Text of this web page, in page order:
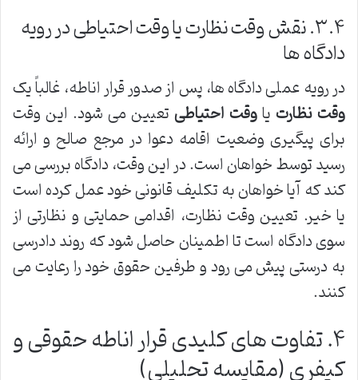
۳.۴. نقش وقت نظارت یا وقت احتیاطی در رویه
دادگاه ها
در رویه عملی دادگاه ها، پس از صدور قرار اناطه، غالباً یک
وقت نظارت یاوقت احتیاطی تعیین می شود. این وقت
برای پیگیری وضعیت اقامه دعوا در مرجع صالح و ارائه
رسید توسط خواهان است. در این وقت، دادگاه بررسی می
کند که آیا خواهان به تکلیف قانونی خود عمل کرده است
یا خیر. تعیین وقت نظارت، اقدامی حمایتی و نظارتی از
سوی دادگاه است تا اطمینان حاصل شود که روند دادرسی
به درستی پیش می رود و طرفین حقوق خود را رعایت می
کنند.
۴. تفاوت های کلیدی قرار اناطه حقوقی و
کیفری (مقایسه تحلیلی)